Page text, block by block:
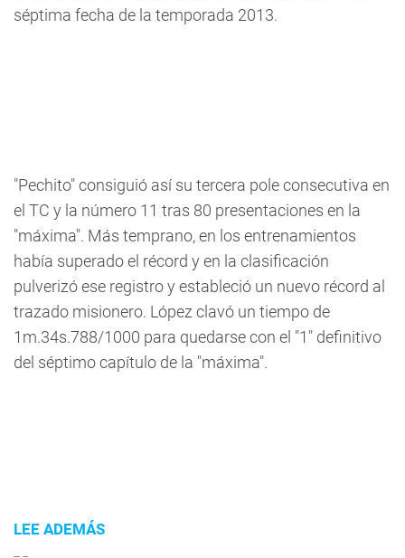
séptima fecha de la temporada 2013.
"Pechito" consiguió así su tercera pole consecutiva en
el TC y la número 11 tras 80 presentaciones en la
"máxima". Más temprano, en los entrenamientos
había superado el récord y en la clasificación
pulverizó ese registro y estableció un nuevo récord al
trazado misionero. López clavó un tiempo de
1m.34s.788/1000 para quedarse con el "1" definitivo
del séptimo capítulo de la "máxima".
LEE ADEMÁS